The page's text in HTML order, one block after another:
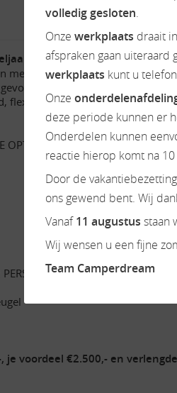
2026!
met slimme functionaliteit. Met
van ruimte en een
flexibel gebruik van de ruimte
OPTIES€ 12.099,00 ZIE BIJLAGE
voordeel €2.500,- en
volledig gesloten.
Onze werkplaats draait
afspraken gaan uiteraard
werkplaats kunt u
Onze
deze periode kunnen er
Onderdelen kunnen
reactie hierop komt na 10
Door de
ons gewend bent. Wij
Vanaf11 augustus staan
Wij wensen u een fijne
Team Camperdream